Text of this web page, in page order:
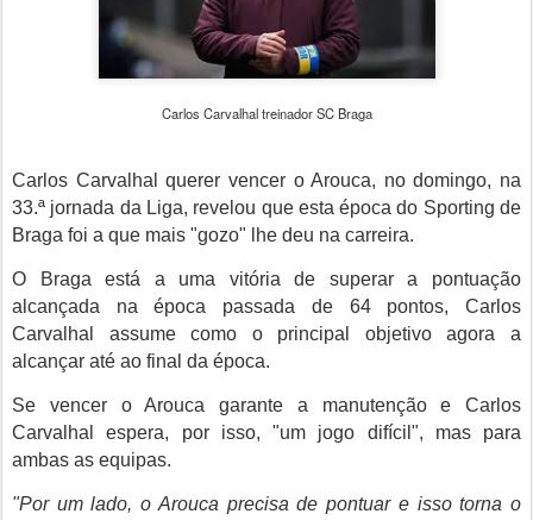
Carlos Carvalhal treinador SC Braga
Carlos Carvalhal querer vencer o Arouca, no domingo, na
33.ª jornada da Liga, revelou que esta época do Sporting de
Braga foi a que mais "gozo" lhe deu na carreira.
O Braga está a uma vitória de superar a pontuação
alcançada na época passada de 64 pontos, Carlos
Carvalhal assume como o principal objetivo agora a
alcançar até ao final da época.
Se vencer o Arouca garante a manutenção e Carlos
Carvalhal espera, por isso, "um jogo difícil", mas para
ambas as equipas.
"Por um lado, o Arouca precisa de pontuar e isso torna o